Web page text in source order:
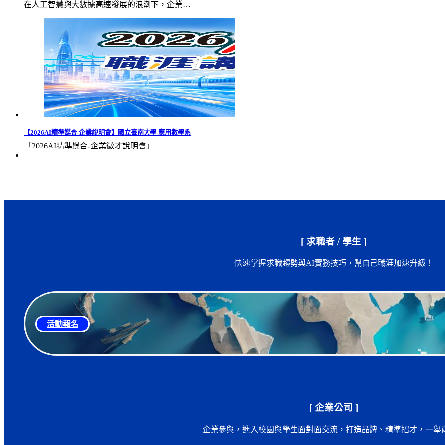
在人工智慧與大數據高速發展的浪潮下，企業…
【2026AI精準媒合-企業說明會】國立臺南大學-應用數學系
「2026AI精準媒合-企業徵才說明會」…
[ 求職者 / 學生 ]
快速掌握求職趨勢與AI實務技巧，幫自己職涯加速升級！
活動報名
[ 企業公司 ]
企業參與，進入校園與學生面對面交流，打造品牌、精準招才，一舉